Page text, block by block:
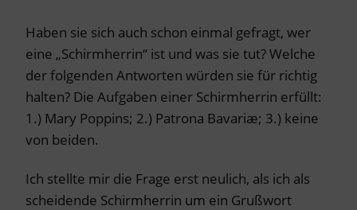
Haben sie sich auch schon einmal gefragt, wer
eine „Schirmherrin“ ist und was sie tut? Welche
der folgenden Antworten würden sie für richtig
halten? Die Aufgaben einer Schirmherrin erfüllt:
1.) Mary Poppins; 2.) Patrona Bavariæ; 3.) keine
von beiden.
Ich stellte mir die Frage erst neulich, als ich als
scheidende Schirmherrin um ein Grußwort